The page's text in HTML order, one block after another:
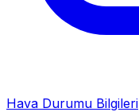
Hava Durumu Bilgileri